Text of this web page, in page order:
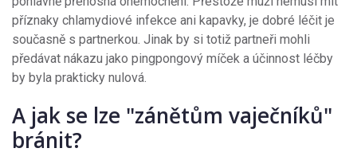
příznaky chlamydiové infekce ani kapavky, je dobré léčit je
současně s partnerkou. Jinak by si totiž partneři mohli
předávat nákazu jako pingpongový míček a účinnost léčby
by byla prakticky nulová.
A jak se lze "zánětům vaječníků"
bránit?